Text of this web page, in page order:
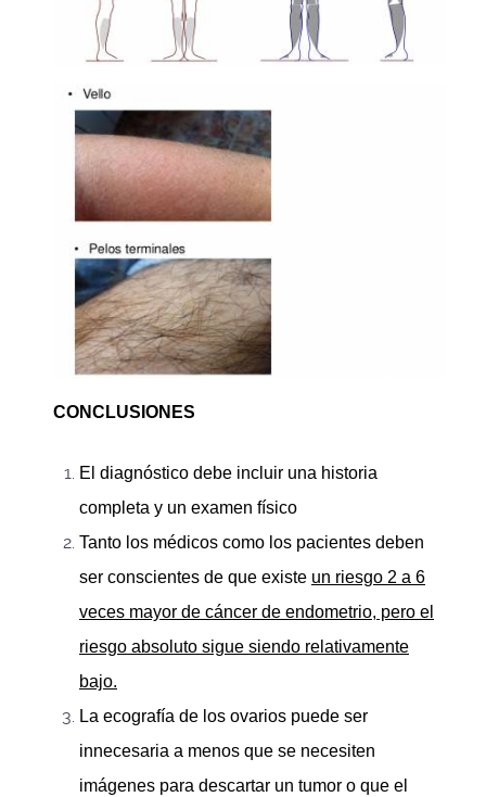
CONCLUSIONES
El diagnóstico debe incluir una historia
completa y un examen físico
Tanto los médicos como los pacientes deben
ser conscientes de que existe un riesgo 2 a 6
veces mayor de cáncer de endometrio, pero el
riesgo absoluto sigue siendo relativamente
bajo.
La ecografía de los ovarios puede ser
innecesaria a menos que se necesiten
imágenes para descartar un tumor o que el